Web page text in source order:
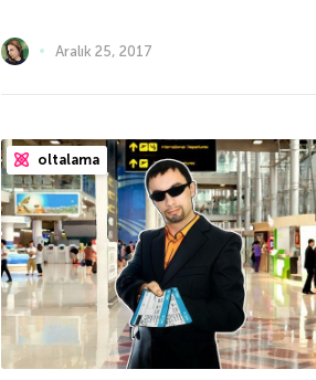
Aralık 25, 2017
oltalama